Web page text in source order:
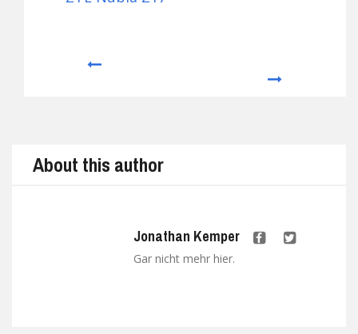
About this author
Jonathan Kemper
Gar nicht mehr hier.